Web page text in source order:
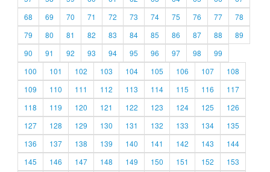
68
69 70 71 72 73 74 75 76 77
78
79
80 81 82 83 84 85 86 87 88
89
90
91 92 93 94 95 96 97 98
99
100
101 102 103 104 105 106 107
108
109
110 111 112 113 114 115 116
117
118
119 120 121 122 123 124 125
126
127
128 129 130 131 132 133 134
135
136
137 138 139 140 141 142 143
144
145
146 147 148 149 150 151 152
153